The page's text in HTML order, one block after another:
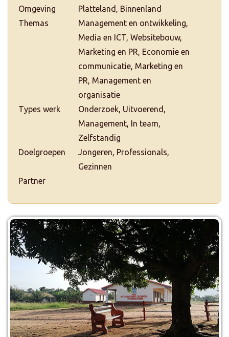
Omgeving
Platteland, Binnenland
Themas
Management en ontwikkeling,
Media en ICT, Websitebouw,
Marketing en PR, Economie en
communicatie, Marketing en
PR, Management en
organisatie
Types werk
Onderzoek, Uitvoerend,
Management, In team,
Zelfstandig
Doelgroepen
Jongeren, Professionals,
Gezinnen
Partner